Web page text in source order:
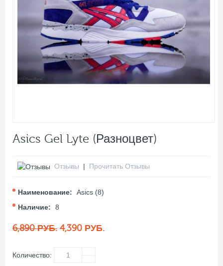
Asics Gel Lyte (Разноцвет)
Отзывы | Прочитать Отзывы
Наименование:
Asics (8)
Наличие:
8
6,890 РУБ. 4,390 РУБ.
Количество: